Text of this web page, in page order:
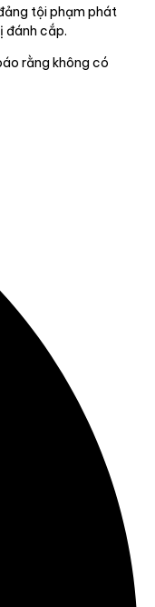
tội phạm phát
đánh cắp.
rằng không có